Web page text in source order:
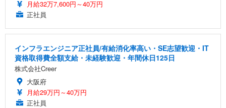
月給32万7,600円～40万円
正社員
インフラエンジニア正社員/有給消化率高い・SE志望歓迎・IT
資格取得費全額支給・未経験歓迎・年間休日125日
株式会社Creer
大阪府
月給29万円～40万円
正社員